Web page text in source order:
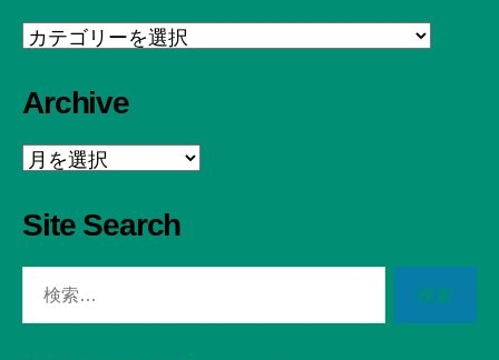
Category
Archive
Archive
Site Search